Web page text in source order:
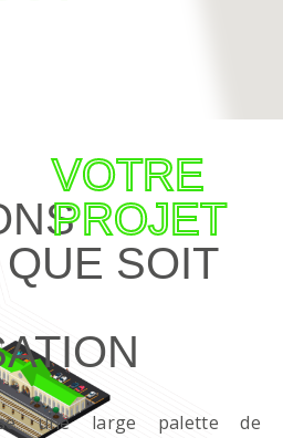
VOTRE
PROJET
SOIT
une large palette de